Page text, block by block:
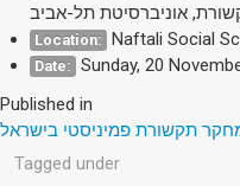
אוניברסיטת תל-אביב
Location: Naftali Social
Date: Sunday, 20
Published in
תקשורת פמיניסטי בישראל
Tagged under